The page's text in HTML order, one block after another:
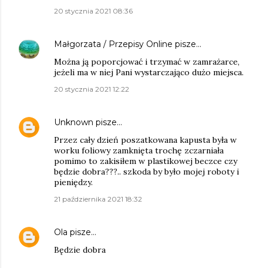
20 stycznia 2021 08:36
Małgorzata / Przepisy Online pisze…
Można ją poporcjować i trzymać w zamrażarce,
jeżeli ma w niej Pani wystarczająco dużo miejsca.
20 stycznia 2021 12:22
Unknown pisze…
Przez cały dzień poszatkowana kapusta była w
worku foliowy zamknięta trochę zczarniała
pomimo to zakisiłem w plastikowej beczce czy
będzie dobra???.. szkoda by było mojej roboty i
pieniędzy.
21 października 2021 18:32
Ola pisze…
Będzie dobra